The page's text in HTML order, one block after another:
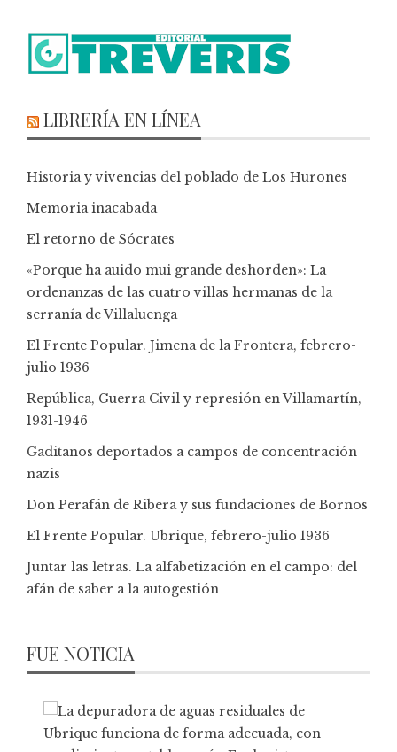
LIBRERÍA EN LÍNEA
Historia y vivencias del poblado de Los Hurones
Memoria inacabada
El retorno de Sócrates
«Porque ha auido mui grande deshorden»: La
ordenanzas de las cuatro villas hermanas de la
serranía de Villaluenga
El Frente Popular. Jimena de la Frontera, febrero-
julio 1936
República, Guerra Civil y represión en Villamartín,
1931-1946
Gaditanos deportados a campos de concentración
nazis
Don Perafán de Ribera y sus fundaciones de Bornos
El Frente Popular. Ubrique, febrero-julio 1936
Juntar las letras. La alfabetización en el campo: del
afán de saber a la autogestión
FUE NOTICIA